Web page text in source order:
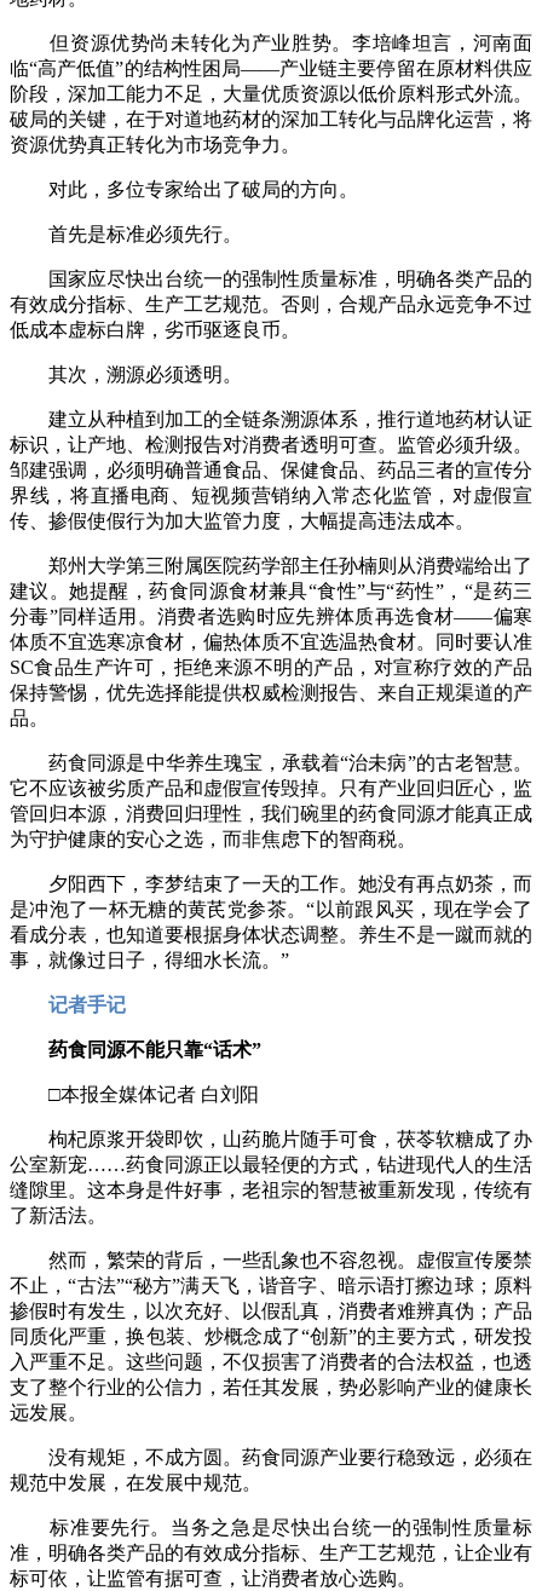
但资源优势尚未转化为产业胜势。李培峰坦言，河南面
临“高产低值”的结构性困局——产业链主要停留在原材料供应
阶段，深加工能力不足，大量优质资源以低价原料形式外流。
破局的关键，在于对道地药材的深加工转化与品牌化运营，将
资源优势真正转化为市场竞争力。
对此，多位专家给出了破局的方向。
首先是标准必须先行。
国家应尽快出台统一的强制性质量标准，明确各类产品的
有效成分指标、生产工艺规范。否则，合规产品永远竞争不过
低成本虚标白牌，劣币驱逐良币。
其次，溯源必须透明。
建立从种植到加工的全链条溯源体系，推行道地药材认证
标识，让产地、检测报告对消费者透明可查。监管必须升级。
邹建强调，必须明确普通食品、保健食品、药品三者的宣传分
界线，将直播电商、短视频营销纳入常态化监管，对虚假宣
传、掺假使假行为加大监管力度，大幅提高违法成本。
郑州大学第三附属医院药学部主任孙楠则从消费端给出了
建议。她提醒，药食同源食材兼具“食性”与“药性”，“是药三
分毒”同样适用。消费者选购时应先辨体质再选食材——偏寒
体质不宜选寒凉食材，偏热体质不宜选温热食材。同时要认准
SC食品生产许可，拒绝来源不明的产品，对宣称疗效的产品
保持警惕，优先选择能提供权威检测报告、来自正规渠道的产
品。
药食同源是中华养生瑰宝，承载着“治未病”的古老智慧。
它不应该被劣质产品和虚假宣传毁掉。只有产业回归匠心，监
管回归本源，消费回归理性，我们碗里的药食同源才能真正成
为守护健康的安心之选，而非焦虑下的智商税。
夕阳西下，李梦结束了一天的工作。她没有再点奶茶，而
是冲泡了一杯无糖的黄芪党参茶。“以前跟风买，现在学会了
看成分表，也知道要根据身体状态调整。养生不是一蹴而就的
事，就像过日子，得细水长流。”
记者手记
药食同源不能只靠“话术”
□本报全媒体记者 白刘阳
枸杞原浆开袋即饮，山药脆片随手可食，茯苓软糖成了办
公室新宠……药食同源正以最轻便的方式，钻进现代人的生活
缝隙里。这本身是件好事，老祖宗的智慧被重新发现，传统有
了新活法。
然而，繁荣的背后，一些乱象也不容忽视。虚假宣传屡禁
不止，“古法”“秘方”满天飞，谐音字、暗示语打擦边球；原料
掺假时有发生，以次充好、以假乱真，消费者难辨真伪；产品
同质化严重，换包装、炒概念成了“创新”的主要方式，研发投
入严重不足。这些问题，不仅损害了消费者的合法权益，也透
支了整个行业的公信力，若任其发展，势必影响产业的健康长
远发展。
没有规矩，不成方圆。药食同源产业要行稳致远，必须在
规范中发展，在发展中规范。
标准要先行。当务之急是尽快出台统一的强制性质量标
准，明确各类产品的有效成分指标、生产工艺规范，让企业有
标可依，让监管有据可查，让消费者放心选购。